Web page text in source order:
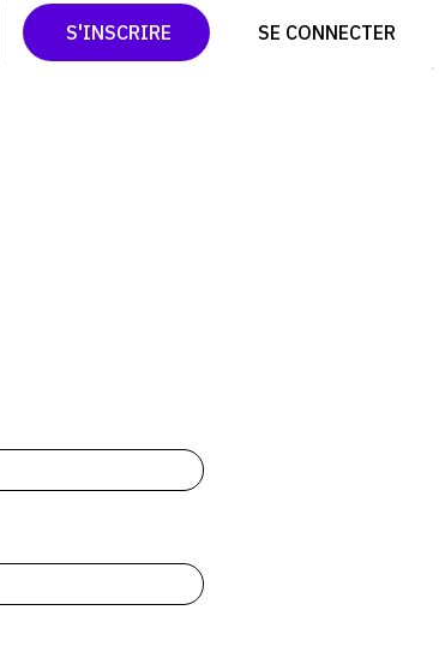
S'INSCRIRE SE CONNECTER
TWITTER
PINTEREST